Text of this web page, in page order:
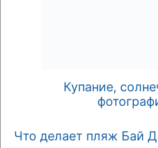
Купание,
Что делает пляж Бай